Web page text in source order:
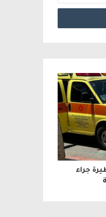
جراء